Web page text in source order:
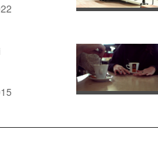
3:33 · 2019
Cafeteria
(Henry
Alia, Julio
1:12 · 2020